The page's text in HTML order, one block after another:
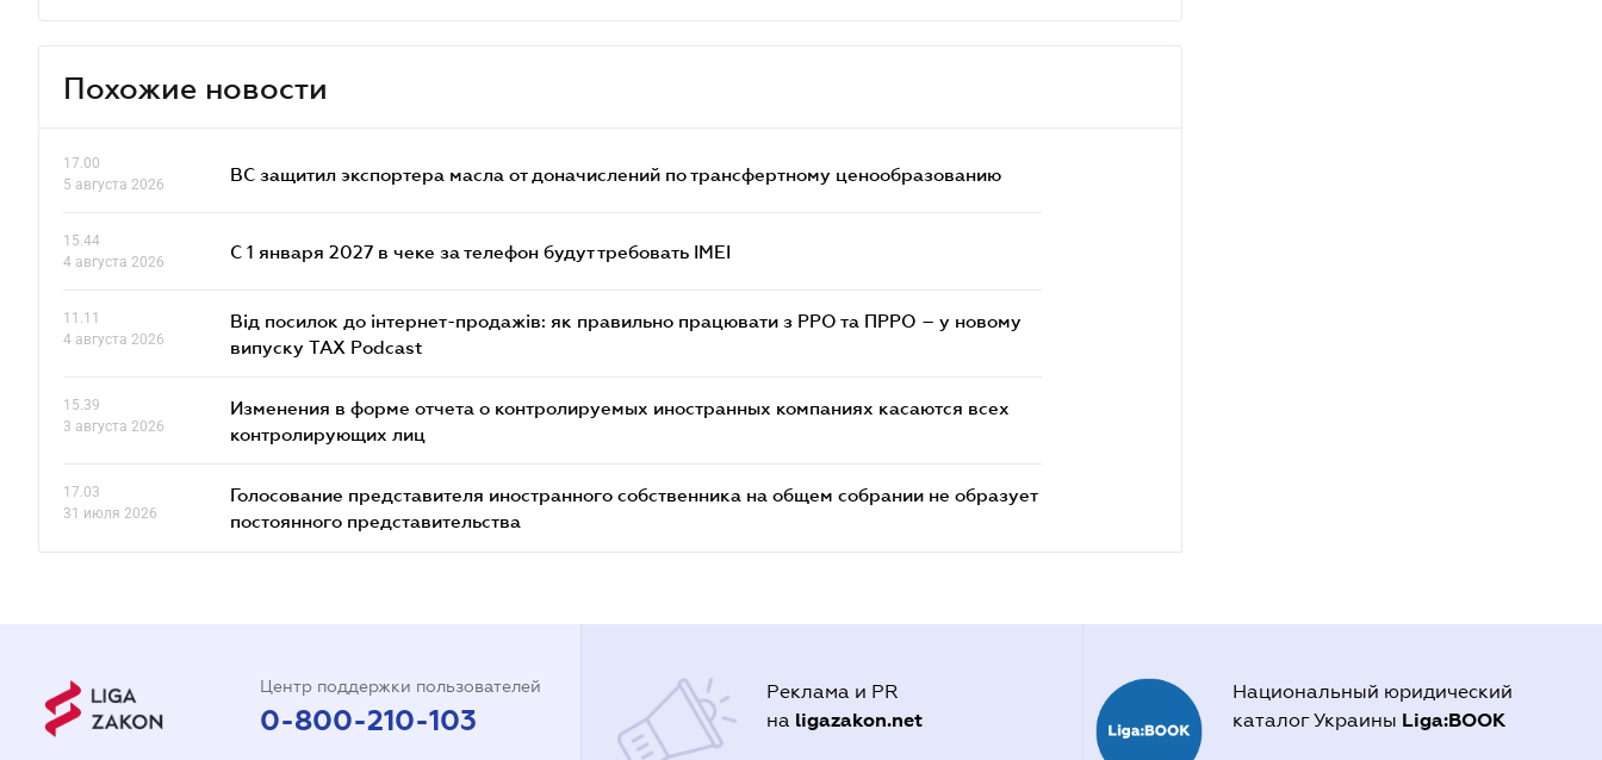
Похожие новости
17.00
5 августа 2026
ВС защитил экспортера масла от доначислений по трансфертному ценообразованию
15.44
4 августа 2026
С 1 января 2027 в чеке за телефон будут требовать IMEI
11.11
4 августа 2026
Від посилок до інтернет-продажів: як правильно працювати з РРО та ПРРО – у новому
випуску TAX Podcast
15.39
3 августа 2026
Изменения в форме отчета о контролируемых иностранных компаниях касаются всех
контролирующих лиц
17.03
31 июля 2026
Голосование представителя иностранного собственника на общем собрании не образует
постоянного представительства
Центр поддержки пользователей
0-800-210-103
Реклама и PR
на ligazakon.net
Национальный юридический
каталог Украины Liga:BOOK